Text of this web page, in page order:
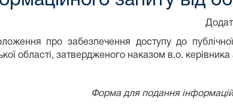
про забезпечення доступу до
області, затвердженого наказом в.о.
Форма для подання